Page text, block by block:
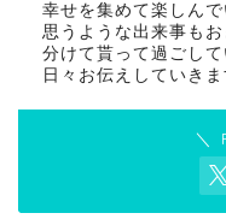
幸せを集めて楽しん
思うような出来事も
分けて貰って過ごし
日々お伝えしていき
＼